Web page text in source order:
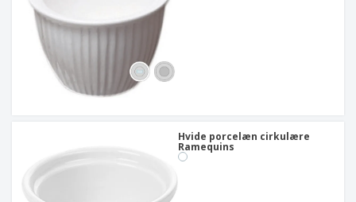
Hvide porcelæn cirkulære
Ramequins